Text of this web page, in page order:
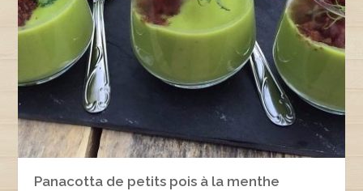
Panacotta de petits pois à la menthe